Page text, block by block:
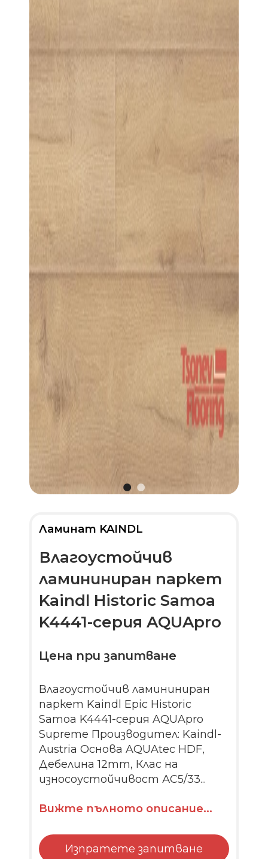
Ламинат KAINDL
Влагоустойчив
ламининиран паркет
Kaindl Historic Samoa
K4441-серия AQUApro
Цена при запитване
Влагоустойчив ламининиран
паркет Kaindl Epic Historic
Samoa K4441-серия AQUApro
Supreme Производител: Kaindl-
Austria Основа AQUAtec HDF,
Дебелина 12mm, Клас на
износоустойчивост АС5/33...
Вижте пълното описание...
Изпратете запитване